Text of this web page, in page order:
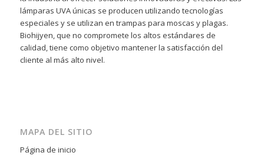
lámparas UVA únicas se producen utilizando tecnologías
especiales y se utilizan en trampas para moscas y plagas.
Biohijyen, que no compromete los altos estándares de
calidad, tiene como objetivo mantener la satisfacción del
cliente al más alto nivel.
MAPA DEL SITIO
Página de inicio